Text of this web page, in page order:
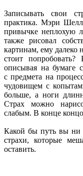
Записывать свои
практика. Мэри
привычке неплохую
также рисовал
картинам, ему далеко
стоит
описывая на бумаге
с предмета на
чудовищем с
больше, а ноги
Страх можно
слабым. В конце
Какой бы путь вы ни
страхи, которые
оставить.